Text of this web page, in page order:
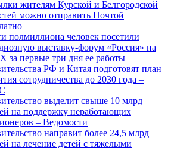
жителям Курской и Белгородской
можно отправить Почтой
полмиллиона человек посетили
выставку-форум «Россия» на
за первые три дня ее работы
РФ и Китая подготовят план
сотрудничества до 2030 года –
выделит свыше 10 млрд
на поддержку неработающих
– Ведомости
направит более 24,5 млрд
на лечение детей с тяжелыми